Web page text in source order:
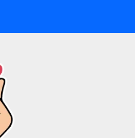
nueva categoría asiática